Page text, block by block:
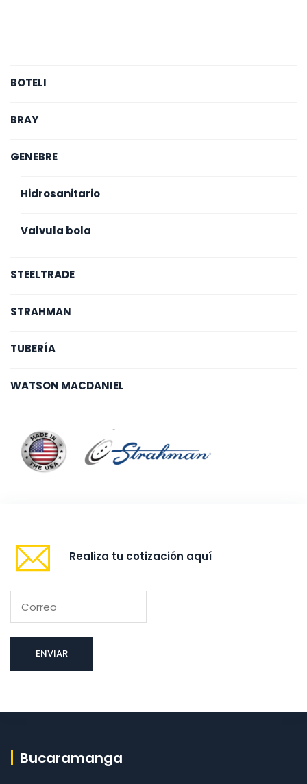
BOTELI
BRAY
GENEBRE
Hidrosanitario
Valvula bola
STEELTRADE
STRAHMAN
TUBERÍA
WATSON MACDANIEL
Realiza tu cotización aquí
Bucaramanga